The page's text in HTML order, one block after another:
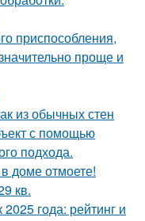
приспособления,
проще и
из обычных стен
с помощью
подхода.
доме отмоете!
кв.
года: рейтинг и